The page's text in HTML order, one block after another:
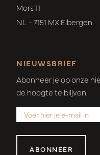
Mors 11
NL - 7151 MX Eibergen
NIEUWSBRIEF
Abonneer je op onze
de hoogte te blijven.
ABONNEER